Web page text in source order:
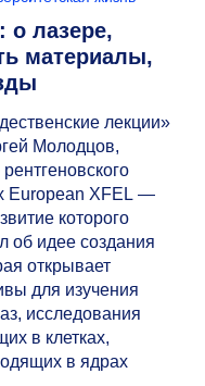
о лазере,
материалы,
лекции»
Молодцов,
European XFEL —
которого
об идее создания
открывает
для изучения
исследования
в клетках,
в ядрах